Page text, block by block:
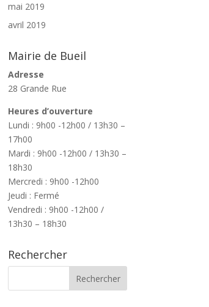
mai 2019
avril 2019
Mairie de Bueil
Adresse
28 Grande Rue
Heures d’ouverture
Lundi : 9h00 -12h00 / 13h30 –
17h00
Mardi : 9h00 -12h00 / 13h30 –
18h30
Mercredi : 9h00 -12h00
Jeudi : Fermé
Vendredi : 9h00 -12h00 /
13h30 – 18h30
Rechercher